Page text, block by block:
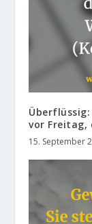
vor Freitag,
15. September